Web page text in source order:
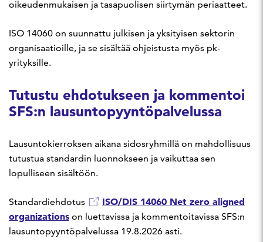
oikeudenmukaisen ja tasapuolisen siirtymän periaatteet.
ISO 14060 on suunnattu julkisen ja yksityisen sektorin
organisaatioille, ja se sisältää ohjeistusta myös pk-
yrityksille.
Tutustu ehdotukseen ja kommentoi
SFS:n lausuntopyyntöpalvelussa
Lausuntokierroksen aikana sidosryhmillä on mahdollisuus
tutustua standardin luonnokseen ja vaikuttaa sen
lopulliseen sisältöön.
Standardiehdotus
ISO/DIS 14060 Net zero aligned
organizations on luettavissa ja kommentoitavissa SFS:n
lausuntopyyntöpalvelussa 19.8.2026 asti.